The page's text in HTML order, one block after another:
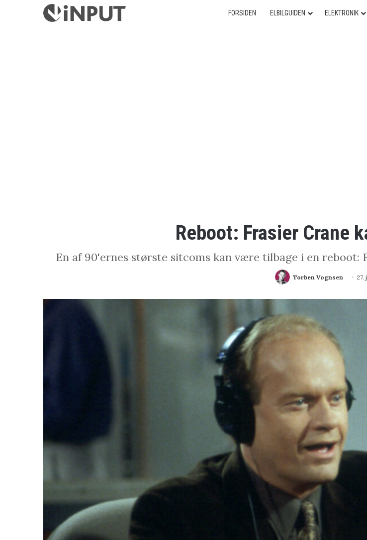
FORSIDEN ELBILGUIDEN ELEKTRONIK
Reboot: Frasier Crane
En af 90'ernes største sitcoms kan være tilbage i en reboot:
Torben Vognsen 27.